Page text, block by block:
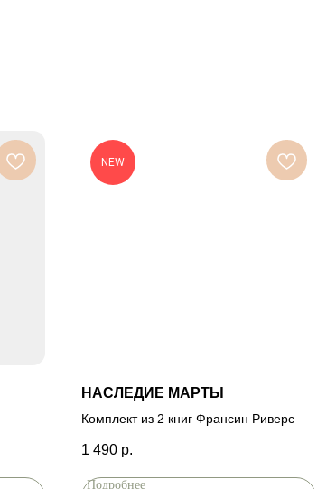
NEW
НАСЛЕДИЕ МАРТЫ
Комплект из 2 книг Франсин Риверс
1 490 р.
Подробнее